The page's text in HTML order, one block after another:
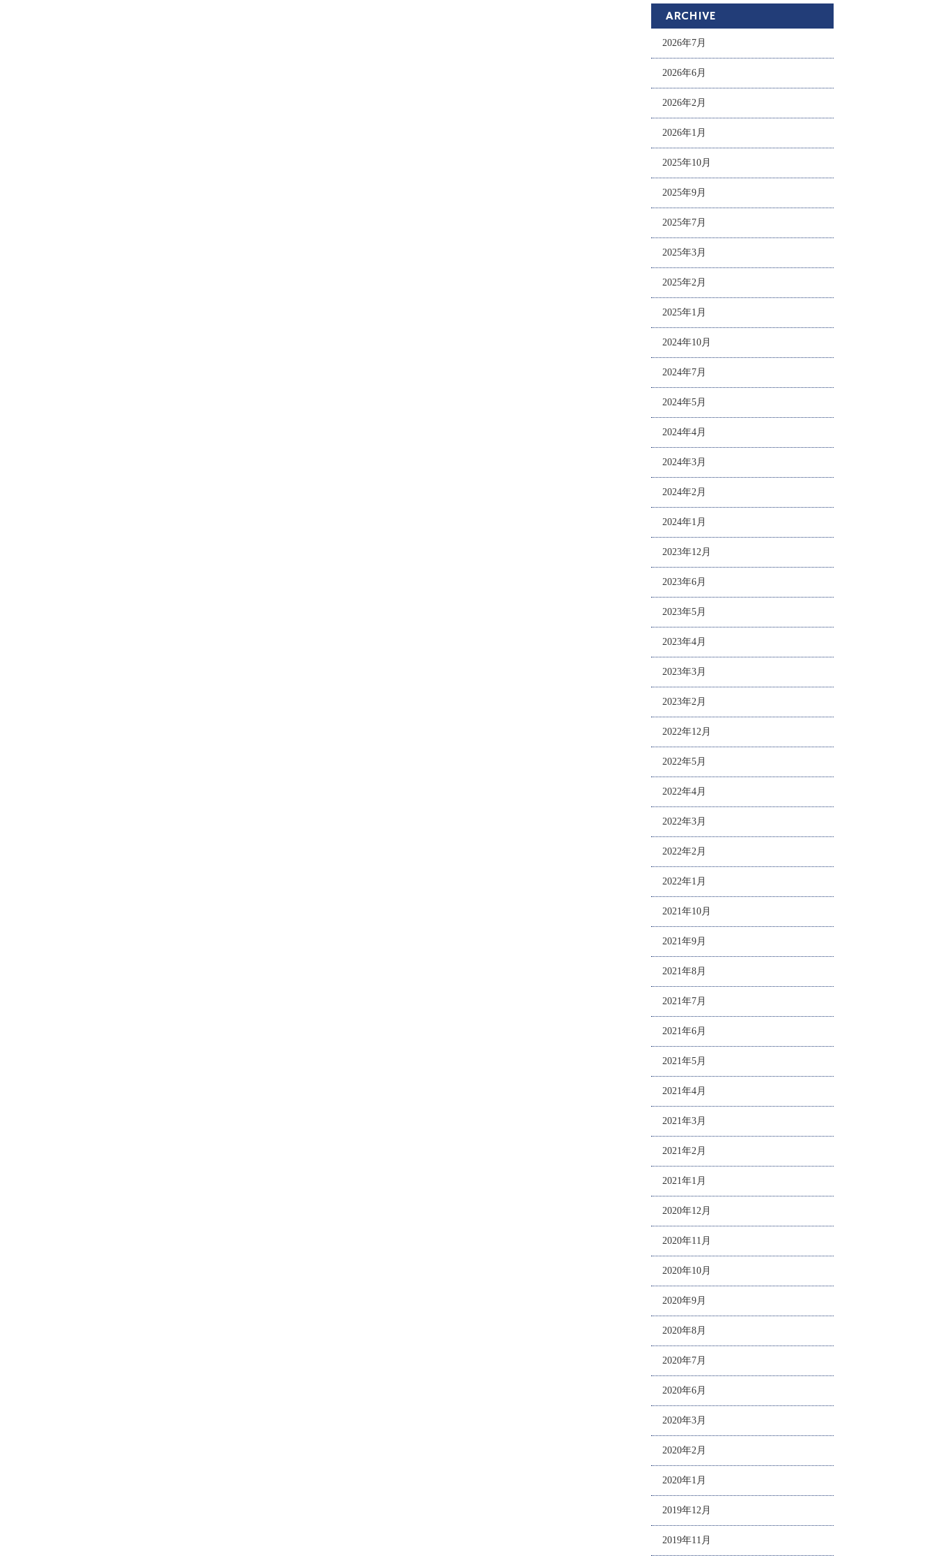
ARCHIVE
2026年7月
2026年6月
2026年2月
2026年1月
2025年10月
2025年9月
2025年7月
2025年3月
2025年2月
2025年1月
2024年10月
2024年7月
2024年5月
2024年4月
2024年3月
2024年2月
2024年1月
2023年12月
2023年6月
2023年5月
2023年4月
2023年3月
2023年2月
2022年12月
2022年5月
2022年4月
2022年3月
2022年2月
2022年1月
2021年10月
2021年9月
2021年8月
2021年7月
2021年6月
2021年5月
2021年4月
2021年3月
2021年2月
2021年1月
2020年12月
2020年11月
2020年10月
2020年9月
2020年8月
2020年7月
2020年6月
2020年3月
2020年2月
2020年1月
2019年12月
2019年11月